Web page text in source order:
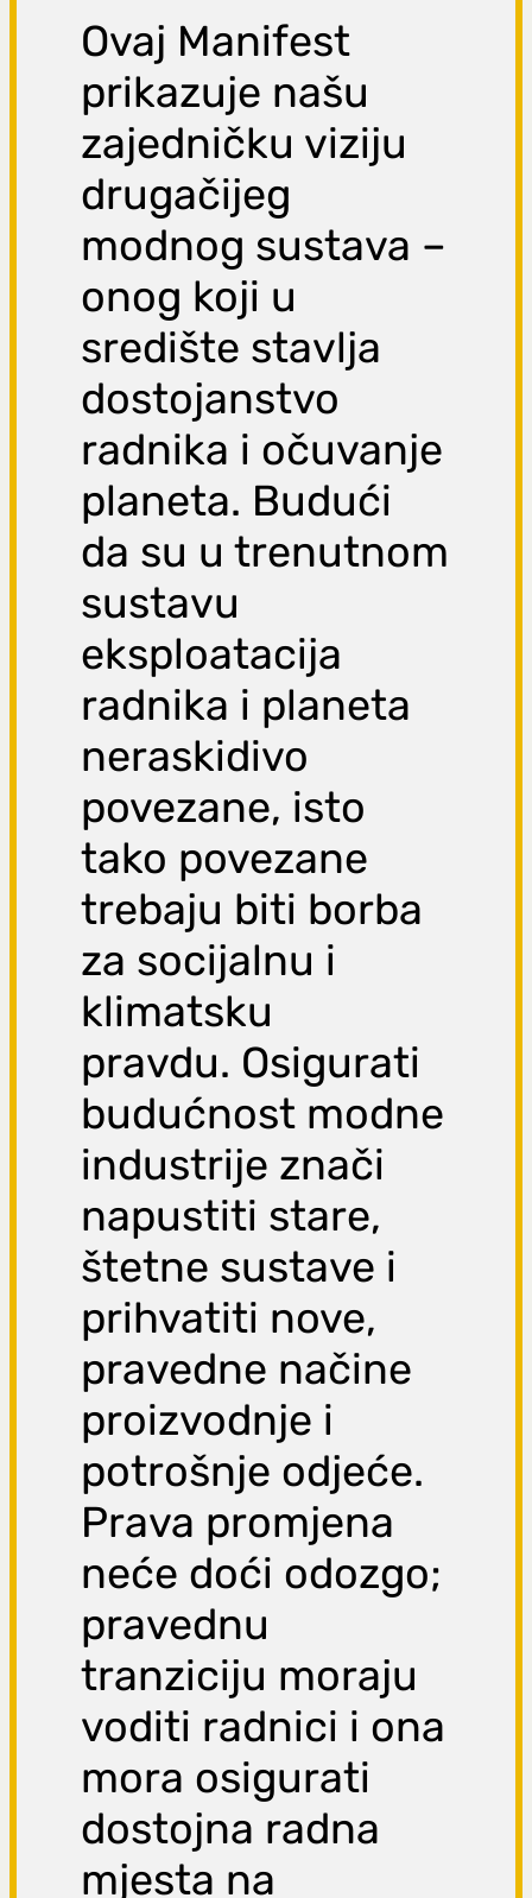
Ovaj Manifest
prikazuje našu
zajedničku viziju
drugačijeg
modnog sustava –
onog koji u
središte stavlja
dostojanstvo
radnika i očuvanje
planeta. Budući
da su u trenutnom
sustavu
eksploatacija
radnika i planeta
neraskidivo
povezane, isto
tako povezane
trebaju biti borba
za socijalnu i
klimatsku
pravdu. Osigurati
budućnost modne
industrije znači
napustiti stare,
štetne sustave i
prihvatiti nove,
pravedne načine
proizvodnje i
potrošnje odjeće.
Prava promjena
neće doći odozgo;
pravednu
tranziciju moraju
voditi radnici i ona
mora osigurati
dostojna radna
mjesta na